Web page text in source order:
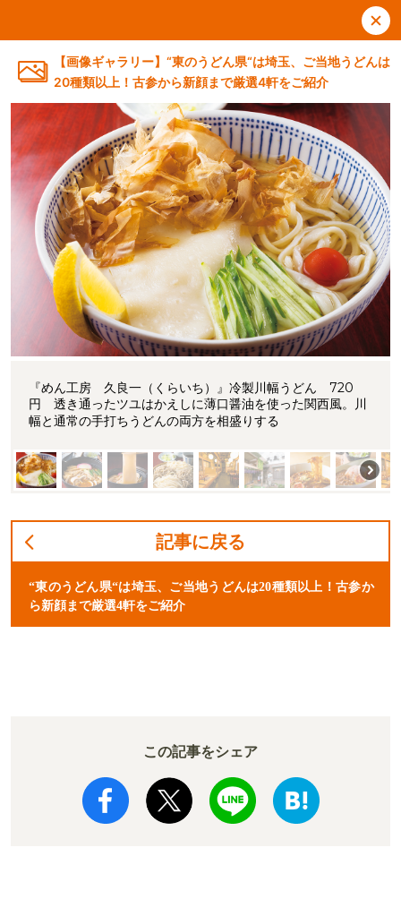
【画像ギャラリー】“東のうどん県“は埼玉、ご当地うどんは
20種類以上！古参から新顔まで厳選4軒をご紹介
『めん工房 久良一（くらいち）』冷製川幅うどん 720
円 透き通ったツユはかえしに薄口醤油を使った関西風。川
幅と通常の手打ちうどんの両方を相盛りする
記事に戻る
“東のうどん県“は埼玉、ご当地うどんは20種類以上！古参か
ら新顔まで厳選4軒をご紹介
この記事をシェア